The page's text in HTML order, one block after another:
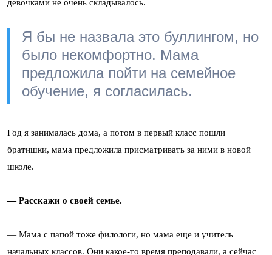
девочками не очень складывалось.
Я бы не назвала это буллингом, но
было некомфортно. Мама
предложила пойти на семейное
обучение, я согласилась.
Год я занималась дома, а потом в первый класс пошли
братишки, мама предложила присматривать за ними в новой
школе.
— Расскажи о своей семье.
— Мама с папой тоже филологи, но мама еще и учитель
начальных классов. Они какое-то время преподавали, а сейчас